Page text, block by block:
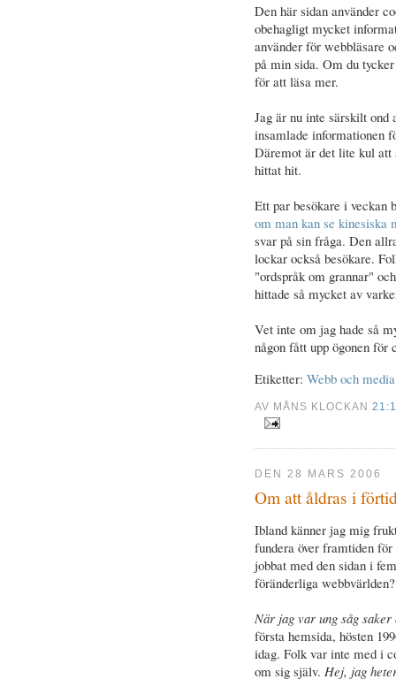
Den här sidan använder
obehagligt mycket
använder för webbläsare
på min sida. Om du
för att läsa mer.
Jag är nu inte särskilt ond
insamlade informationen
Däremot är det lite kul att
hittat hit.
Ett par besökare i veckan
om man kan se kinesiska
svar på sin fråga. Den
lockar också besökare.
"ordspråk om grannar"
hittade så mycket av
Vet inte om jag hade så
någon fått upp ögonen för
Etiketter: Webb och media
AV MÅNS KLOCKAN
DEN 28 MARS 2006
Om att åldras i
Ibland känner jag mig
fundera över framtiden för
jobbat med den sidan i
föränderliga webbvärlden?
När jag var ung såg
första hemsida, hösten
idag. Folk var inte med i
om sig själv. Hej, jag